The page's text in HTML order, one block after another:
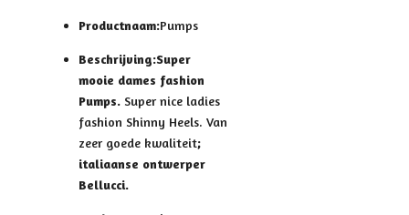
Productnaam:Pumps
Beschrijving:Super
mooie dames fashion
Pumps. Super nice ladies
fashion Shinny Heels. Van
zeer goede kwaliteit;
italiaanse ontwerper
Bellucci.